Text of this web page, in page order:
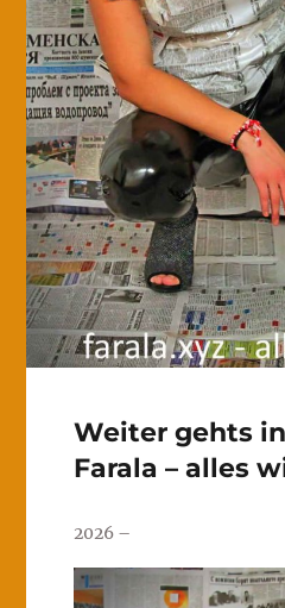
Weiter gehts
Farala – alles
2026 –